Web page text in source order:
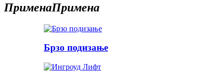
ПрименаПримена
Брзо подизање